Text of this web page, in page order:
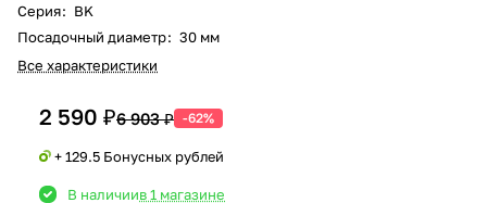
Серия: BK
Посадочный диаметр: 30 мм
Все характеристики
2 590 ₽6 903 ₽ -62%
+ 129.5 Бонусных рублей
В наличиив 1 магазине